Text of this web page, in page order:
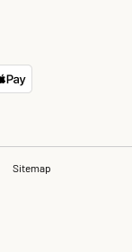
Sitemap